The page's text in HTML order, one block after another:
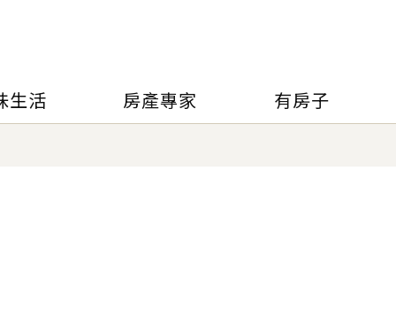
生活 房產專家 有房子